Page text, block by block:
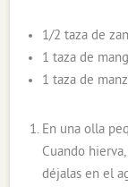
1/2 taza de
1 taza de
1 taza de
En una olla
Cuando
déjalas en el